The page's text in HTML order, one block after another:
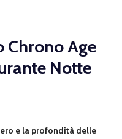
Age
Notte
e la profondità delle